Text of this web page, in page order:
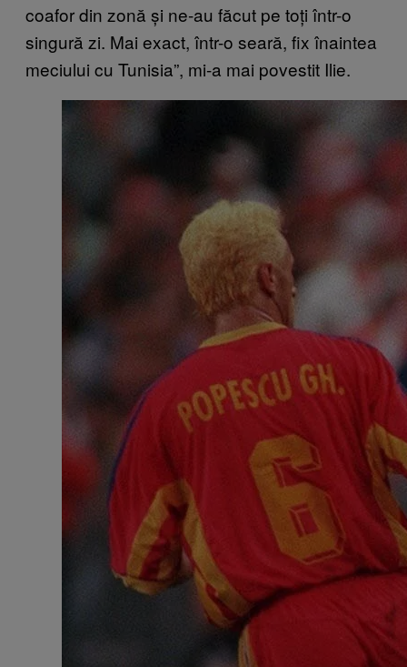
coafor din zonă și ne-au făcut pe toți într-o
singură zi. Mai exact, într-o seară, fix înaintea
meciului cu Tunisia”, mi-a mai povestit Ilie.